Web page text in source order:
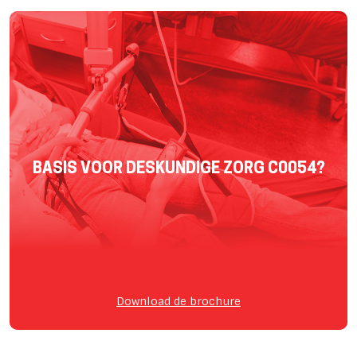
BASIS VOOR DESKUNDIGE ZORG C0054?
Download de brochure